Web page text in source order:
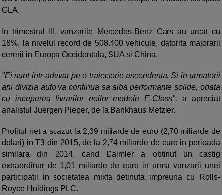
GLA.
In trimestrul III, vanzarile Mercedes-Benz Cars au urcat cu
18%, la nivelul record de 508.400 vehicule, datorita majorarii
cererii in Europa Occidentala, SUA si China.
"Ei sunt intr-adevar pe o traiectorie ascendenta. Si in urmatorii
ani divizia auto va continua sa aiba performante solide, odata
cu inceperea livrarilor noilor modele E-Class", a apreciat
analistul Juergen Pieper, de la Bankhaus Metzler.
Profitul net a scazut la 2,39 miliarde de euro (2,70 miliarde de
dolari) in T3 din 2015, de la 2,74 miliarde de euro in perioada
similara din 2014, cand Daimler a obtinut un castig
extraordinar de 1,01 miliarde de euro in urma vanzarii unei
participatii in societatea mixta detinuta impreuna cu Rolls-
Royce Holdings PLC.